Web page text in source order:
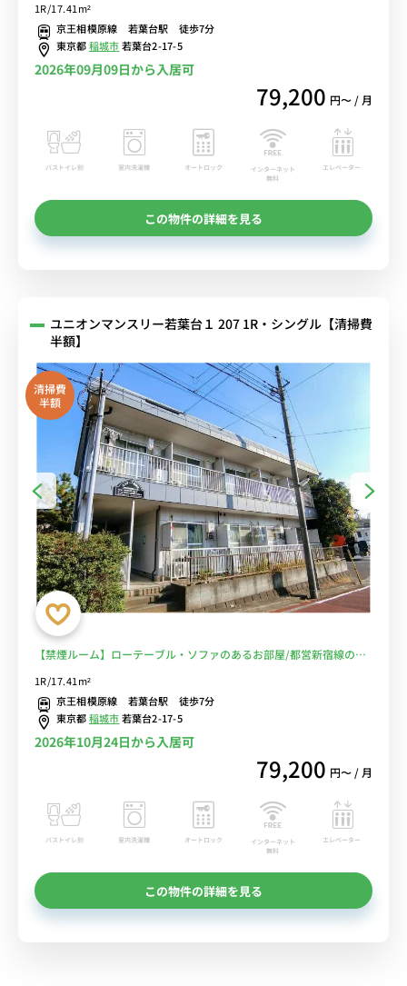
の稲城サッカー場や稲城ラグビー場で観戦もおすすめ■選べるWi-Fi
格安レンタル中！
1R/17.41m²
京王相模原線 若葉台駅 徒歩7分
東京都稲城市若葉台2-17-5
2026年09月09日から入居可
79,200 円〜 / 月
バストイレ別 室内洗濯機 オートロック
インターネット
無料
エレベーター
この物件の詳細を見る
ユニオンマンスリー若葉台１ 207 1R・シングル【清掃費
半額】
清掃費
半額
【禁煙ルーム】ローテーブル・ソファのあるお部屋/都営新宿線の直
通運転利用で、明大前駅や新宿駅へダイレクトアクセスも♪休日は日
本大学の稲城サッカー場や稲城ラグビー場で観戦もおすすめ■選べる
Wi-Fi格安レンタル中！
1R/17.41m²
京王相模原線 若葉台駅 徒歩7分
東京都稲城市若葉台2-17-5
2026年10月24日から入居可
79,200 円〜 / 月
バストイレ別 室内洗濯機 オートロック
インターネット
無料
エレベーター
この物件の詳細を見る